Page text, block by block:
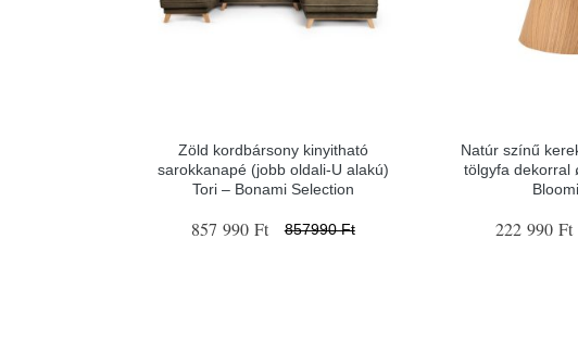
Zöld kordbársony kinyitható
sarokkanapé (jobb oldali-U alakú)
Tori – Bonami Selection
857 990 Ft 857990 Ft
Natúr színű
tölgyfa dekorral
222 990 Ft